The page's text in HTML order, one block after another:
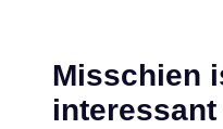
Misschien